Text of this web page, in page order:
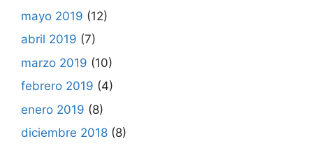
mayo 2019 (12)
abril 2019 (7)
marzo 2019 (10)
febrero 2019 (4)
enero 2019 (8)
diciembre 2018 (8)